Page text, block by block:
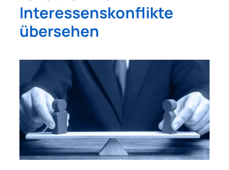
Interessenskonflikte
übersehen